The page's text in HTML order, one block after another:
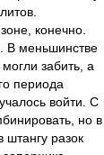
конечно.
В меньшинстве
забить, а
периода
войти. С
но в
штангу разок